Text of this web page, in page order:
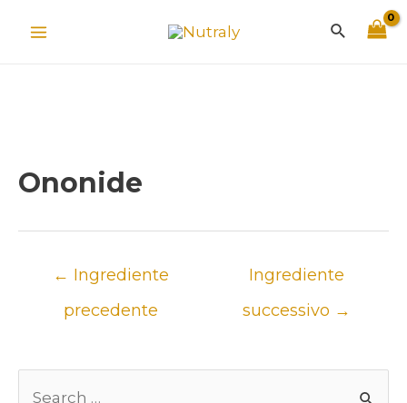
Cerca
Ononide
Navigazione
← Ingrediente
precedente
Ingrediente
successivo →